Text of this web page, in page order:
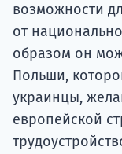
возможности
от
образом он
Польши,
украинцы,
европейской